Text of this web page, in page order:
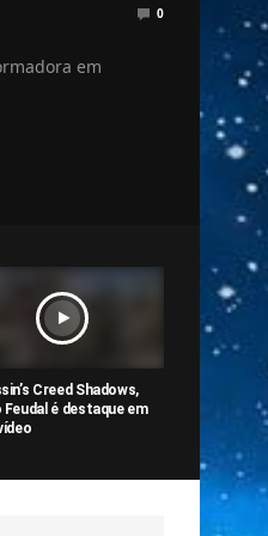
0
em
Creed Shadows,
Feudal é destaque em